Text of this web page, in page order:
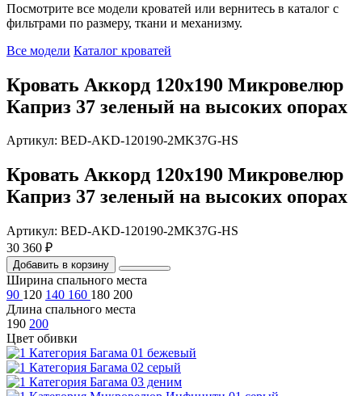
Посмотрите все модели кроватей или вернитесь в каталог с
фильтрами по размеру, ткани и механизму.
Все модели Каталог кроватей
Кровать Аккорд 120х190 Микровелюр
Каприз 37 зеленый на высоких опорах
Артикул: BED-AKD-120190-2MK37G-HS
Кровать Аккорд 120х190 Микровелюр
Каприз 37 зеленый на высоких опорах
Артикул: BED-AKD-120190-2MK37G-HS
30 360 ₽
Добавить в корзину
Ширина спального места
90 120 140 160 180 200
Длина спального места
190 200
Цвет обивки